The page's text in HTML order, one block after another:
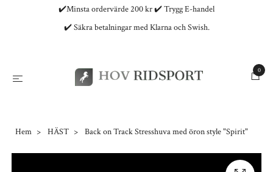
✔️Minsta ordervärde 200 kr ✔️ Trygg E-handel
✔️ Säkra betalningar med Klarna och Swish.
0
Hem HÄST Back on Track Stresshuva med öron style "Spirit"